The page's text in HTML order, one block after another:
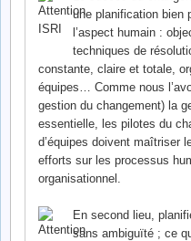
une planification bien
l’aspect humain :
techniques de
constante, claire et totale,
équipes… Comme nous
gestion du changement) la
essentielle, les pilotes du
d’équipes doivent maîtriser
efforts sur les processus
organisationnel.
En second lieu,
sans ambiguïté ; ce